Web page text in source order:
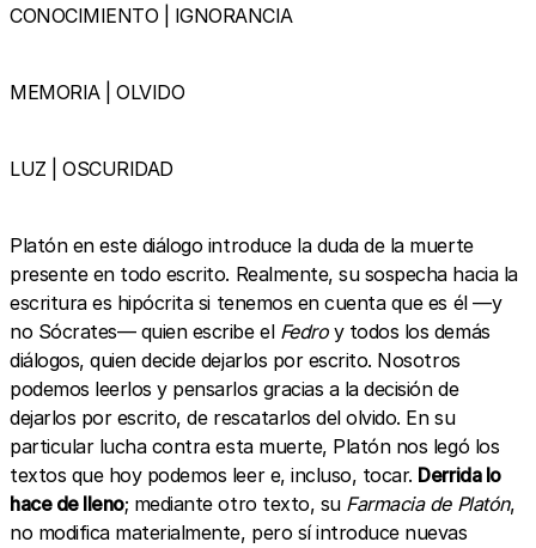
CONOCIMIENTO | IGNORANCIA
MEMORIA | OLVIDO
LUZ | OSCURIDAD
Platón en este diálogo introduce la duda de la muerte
presente en todo escrito. Realmente, su sospecha hacia la
escritura es hipócrita si tenemos en cuenta que es él —y
no Sócrates— quien escribe el Fedroy todos los demás
diálogos, quien decide dejarlos por escrito. Nosotros
podemos leerlos y pensarlos gracias a la decisión de
dejarlos por escrito, de rescatarlos del olvido. En su
particular lucha contra esta muerte, Platón nos legó los
textos que hoy podemos leer e, incluso, tocar. Derrida lo
hace de lleno; mediante otro texto, su Farmacia de Platón,
no modifica materialmente, pero sí introduce nuevas